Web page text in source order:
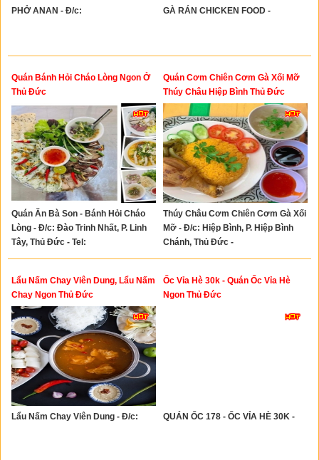
PHỞ ANAN - Đ/c: GÀ RÁN CHICKEN FOOD -
Quán Bánh Hỏi Cháo Lòng Ngon Ở
Thủ Đức
Quán Ăn Bà Son - Bánh Hỏi Cháo
Lòng - Đ/c: Đào Trinh Nhất, P. Linh
Tây, Thủ Đức - Tel:
Quán Cơm Chiên Cơm Gà Xối Mỡ
Thúy Châu Hiệp Bình Thủ Đức
Thúy Châu Cơm Chiên Cơm Gà Xối
Mỡ - Đ/c: Hiệp Bình, P. Hiệp Bình
Chánh, Thủ Đức -
Lẩu Nấm Chay Viên Dung, Lẩu Nấm
Chay Ngon Thủ Đức
Lẩu Nấm Chay Viên Dung - Đ/c:
Ốc Vỉa Hè 30k - Quán Ốc Vỉa Hè
Ngon Thủ Đức
QUÁN ỐC 178 - ỐC VỈA HÈ 30K -